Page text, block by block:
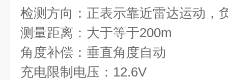
检测方向：正表示靠近雷达运动，
测量距离：大于等于200m
角度补偿：垂直角度自动
充电限制电压：12.6V